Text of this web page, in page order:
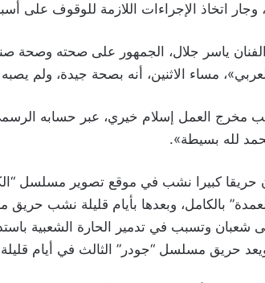
وجار اتخاذ الإجراءات اللازمة للوقوف على
ياسر جلال، الجمهور على صحته وصحة
مخرج العمل إسلام خيري، عبر حسابه
لله بسيطة».
بالكامل، وبعدها بأيام قليلة نشب
وتسبب في تدمير الحارة الشعبية
حريق مسلسل “جودر” الثالث في أيام